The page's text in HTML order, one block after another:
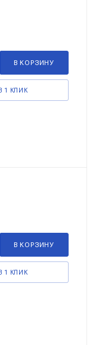
В КОРЗИНУ
1 КЛИК
В КОРЗИНУ
1 КЛИК